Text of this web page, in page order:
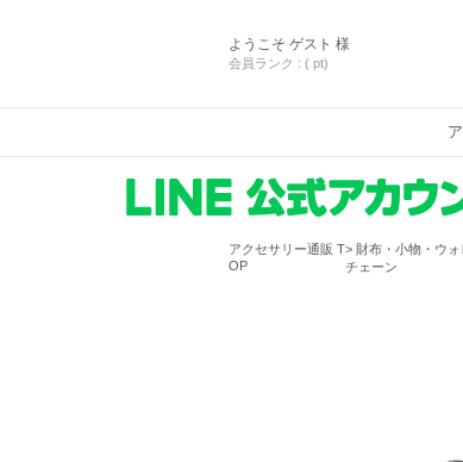
ようこそ ゲスト 様
会員ランク : ( pt)
アクセサリー通販 T
OP
財布・小物・ウ
チェーン